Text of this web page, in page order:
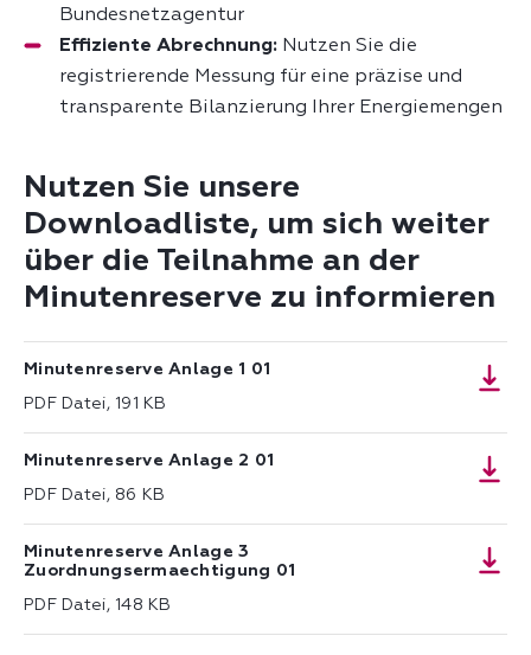
Bundesnetzagentur
Effiziente Abrechnung: Nutzen Sie die
registrierende Messung für eine präzise und
transparente Bilanzierung Ihrer Energiemengen
Nutzen Sie unsere
Downloadliste, um sich weiter
über die Teilnahme an der
Minutenreserve zu informieren
Minutenreserve Anlage 1 01
PDF Datei, 191 KB
Minutenreserve Anlage 2 01
PDF Datei, 86 KB
Minutenreserve Anlage 3
Zuordnungsermaechtigung 01
PDF Datei, 148 KB